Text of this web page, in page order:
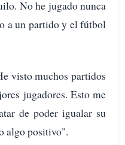
No he jugado nunca
a un partido y el fútbol
visto muchos partidos
jugadores. Esto me
de poder igualar su
algo positivo".